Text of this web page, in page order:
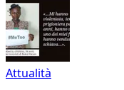
Attualità